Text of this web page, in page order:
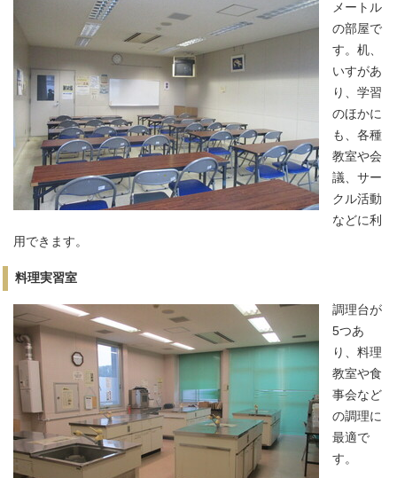
メートル
の部屋で
す。机、
いすがあ
り、学習
のほかに
も、各種
教室や会
議、サー
クル活動
などに利
用できます。
料理実習室
調理台が
5つあ
り、料理
教室や食
事会など
の調理に
最適で
す。